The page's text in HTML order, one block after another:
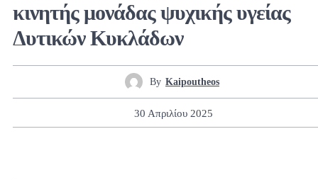
κινητής μονάδας ψυχικής υγείας
Δυτικών Κυκλάδων
By Kaipoutheos
30 Απριλίου 2025